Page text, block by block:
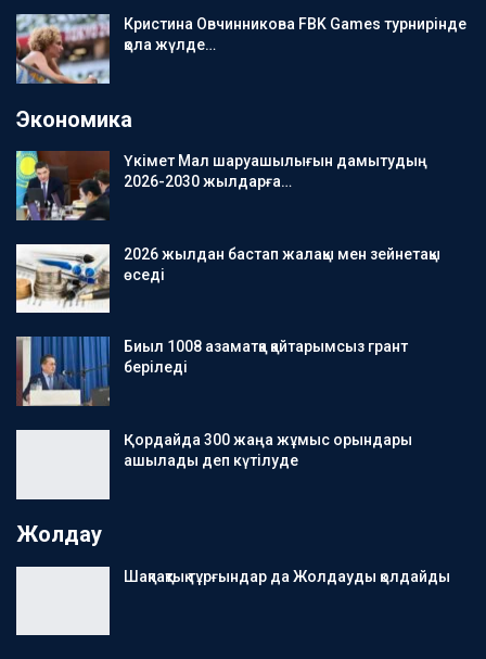
Кристина Овчинникова FBK Games турнирінде
қола жүлде…
Экономика
Үкімет Мал шаруашылығын дамытудың
2026-2030 жылдарға…
2026 жылдан бастап жалақы мен зейнетақы
өседі
Биыл 1008 азаматқа қайтарымсыз грант
беріледі
Қордайда 300 жаңа жұмыс орындары
ашылады деп күтілуде
Жолдау
Шақпақтық тұрғындар да Жолдауды қолдайды